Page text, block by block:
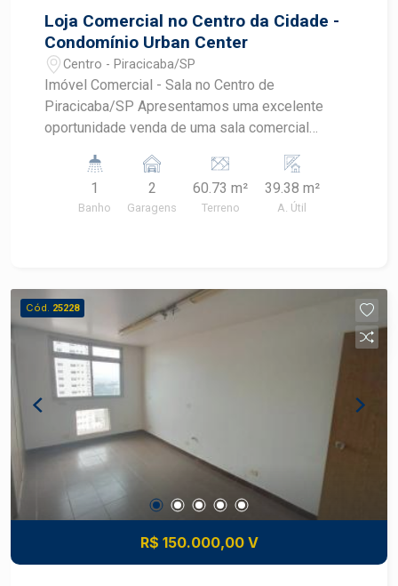
Loja Comercial no Centro da Cidade -
Condomínio Urban Center
Centro - Piracicaba/SP
Imóvel Comercial - Sala no Centro de
Piracicaba/SP Apresentamos uma excelente
oportunidade venda de uma sala comercial
Com uma área útil de 39,38m², com duas vagas
de garagem; este espaço é ideal para pequenas
empresas, consultórios, ou escritórios que
pessoas e fácil acesso a transportes públicos. -
Ambiente propício para negócios, com
infraestrutura nas proximidades, como bancos,
restaurantes e lojas. - Ótima visibilidade e
potencial para atrair clientes.
1
Banho
2
Garagens
60.73 m²
Terreno
39.38 m²
A. Útil
Cód. 25228
R$ 150.000,00 V